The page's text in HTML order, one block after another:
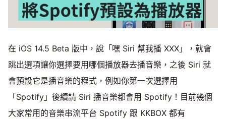
在 iOS 14.5 Beta 版中，說「嘿 Siri 幫我播 XXX」，就會
跳出選項讓你選擇要用哪個播放器去播音樂，之後 Siri 就
會預設它是播音樂的程式，例如你第一次選擇用
「Spotify」後續請 Siri 播音樂都會用 Spotify！目前幾個
大家常用的音樂串流平台 Spotify 跟 KKBOX 都有